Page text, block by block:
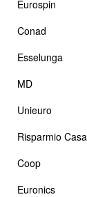
Eurospin
Conad
Esselunga
MD
Unieuro
Risparmio Casa
Coop
Euronics